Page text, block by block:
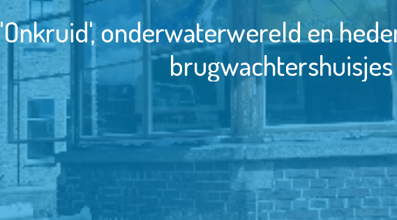
'Onkruid', onderwaterwereld en
brugwachtershuisjes